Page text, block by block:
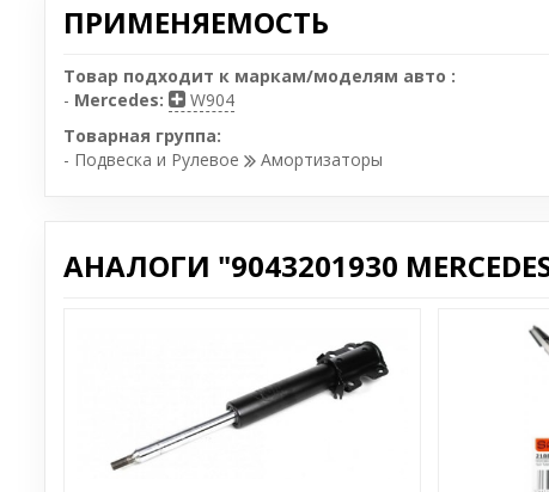
ПРИМЕНЯЕМОСТЬ
Товар подходит к маркам/моделям авто :
- Mercedes:
W904
Товарная группа:
- Подвеска и Рулевое
Амортизаторы
АНАЛОГИ "9043201930